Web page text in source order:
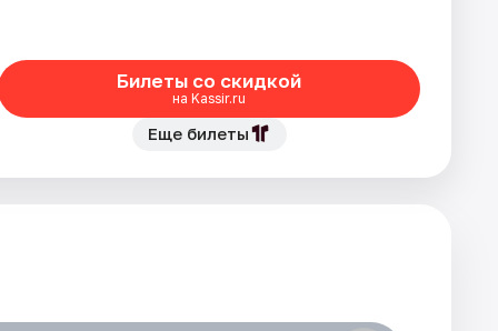
Билеты со скидкой
на Kassir.ru
Еще билеты